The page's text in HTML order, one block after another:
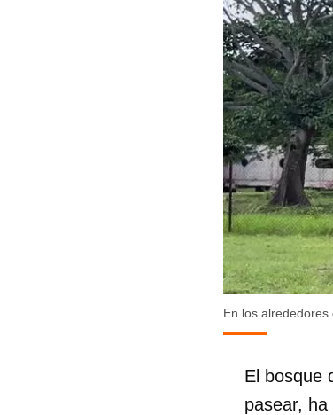
En los
El bosque
pasear,